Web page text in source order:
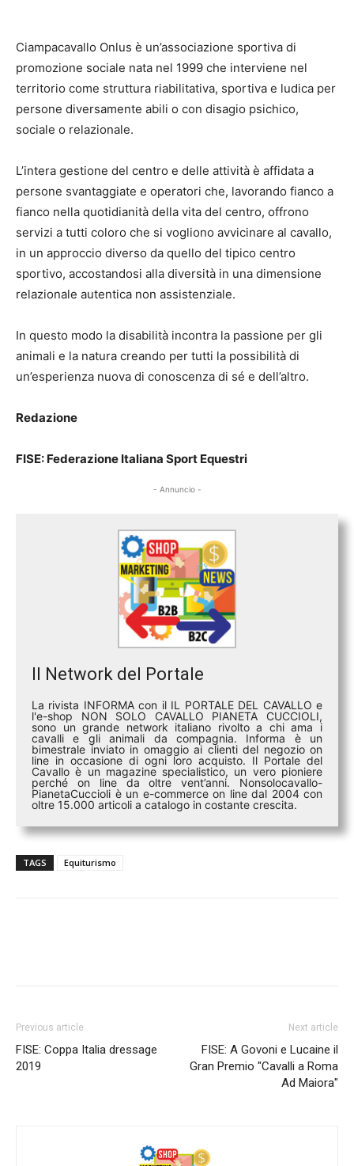
Ciampacavallo Onlus è un’associazione sportiva di
promozione sociale nata nel 1999 che interviene nel
territorio come struttura riabilitativa, sportiva e ludica per
persone diversamente abili o con disagio psichico,
sociale o relazionale.
L’intera gestione del centro e delle attività è affidata a
persone svantaggiate e operatori che, lavorando fianco a
fianco nella quotidianità della vita del centro, offrono
servizi a tutti coloro che si vogliono avvicinare al cavallo,
in un approccio diverso da quello del tipico centro
sportivo, accostandosi alla diversità in una dimensione
relazionale autentica non assistenziale.
In questo modo la disabilità incontra la passione per gli
animali e la natura creando per tutti la possibilità di
un’esperienza nuova di conoscenza di sé e dell’altro.
Redazione
FISE: Federazione Italiana Sport Equestri
- Annuncio -
Il Network del Portale
La rivista INFORMA con il IL PORTALE DEL CAVALLO e
l'e-shop NON SOLO CAVALLO PIANETA CUCCIOLI,
sono un grande network italiano rivolto a chi ama i
cavalli e gli animali da compagnia. Informa è un
bimestrale inviato in omaggio ai clienti del negozio on
line in occasione di ogni loro acquisto. Il Portale del
Cavallo è un magazine specialistico, un vero pioniere
perché on line da oltre vent’anni. Nonsolocavallo-
PianetaCuccioli è un e-commerce on line dal 2004 con
oltre 15.000 articoli a catalogo in costante crescita.
TAGS Equiturismo
Previous article
FISE: Coppa Italia dressage
2019
Next article
FISE: A Govoni e Lucaine il
Gran Premio "Cavalli a Roma
Ad Maiora"